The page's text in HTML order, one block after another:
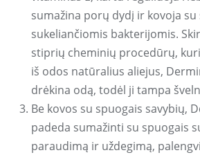
sumažina porų dydį ir kovoja su
sukeliančiomis bakterijomis.
stiprių cheminių procedūrų,
iš odos natūralius aliejus,
drėkina odą, todėl ji tampa
Be kovos su spuogais savybių,
padeda sumažinti su spuogais
paraudimą ir uždegimą,